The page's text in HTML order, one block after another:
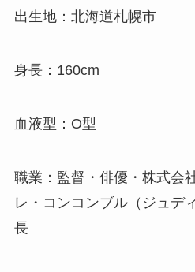
出生地：北海道札幌市
身長：160cm
血液型：O型
職業：監督・俳優・株式会
レ・コンコンブル（ジュデ
長